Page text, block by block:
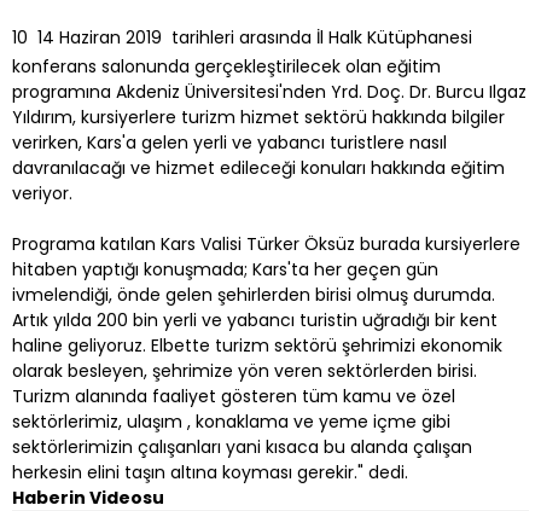
10  14 Haziran 2019 tarihleri arasında İl Halk Kütüphanesi
konferans salonunda gerçekleştirilecek olan eğitim
programına Akdeniz Üniversitesi'nden Yrd. Doç. Dr. Burcu Ilgaz
Yıldırım, kursiyerlere turizm hizmet sektörü hakkında bilgiler
verirken, Kars'a gelen yerli ve yabancı turistlere nasıl
davranılacağı ve hizmet edileceği konuları hakkında eğitim
veriyor.
Programa katılan Kars Valisi Türker Öksüz burada kursiyerlere
hitaben yaptığı konuşmada; Kars'ta her geçen gün
ivmelendiği, önde gelen şehirlerden birisi olmuş durumda.
Artık yılda 200 bin yerli ve yabancı turistin uğradığı bir kent
haline geliyoruz. Elbette turizm sektörü şehrimizi ekonomik
olarak besleyen, şehrimize yön veren sektörlerden birisi.
Turizm alanında faaliyet gösteren tüm kamu ve özel
sektörlerimiz, ulaşım , konaklama ve yeme içme gibi
sektörlerimizin çalışanları yani kısaca bu alanda çalışan
herkesin elini taşın altına koyması gerekir." dedi.
Haberin Videosu